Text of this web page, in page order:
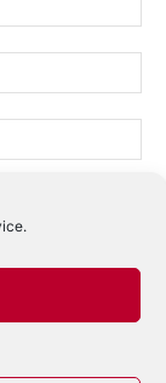
noi.
a reduce